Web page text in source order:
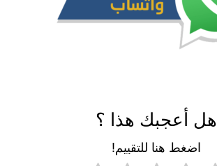
هل أعجبك هذا ؟
اضغط هنا للتقييم!